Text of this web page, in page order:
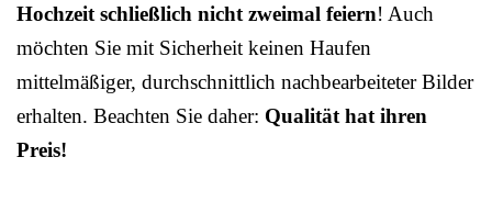
Hochzeit schließlich nicht zweimal feiern! Auch
möchten Sie mit Sicherheit keinen Haufen
mittelmäßiger, durchschnittlich nachbearbeiteter Bilder
erhalten. Beachten Sie daher: Qualität hat ihren
Preis!